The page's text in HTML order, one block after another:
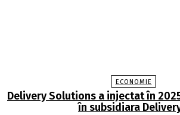
ECONOMIE
Delivery Solutions a injectat în
în subsidiara